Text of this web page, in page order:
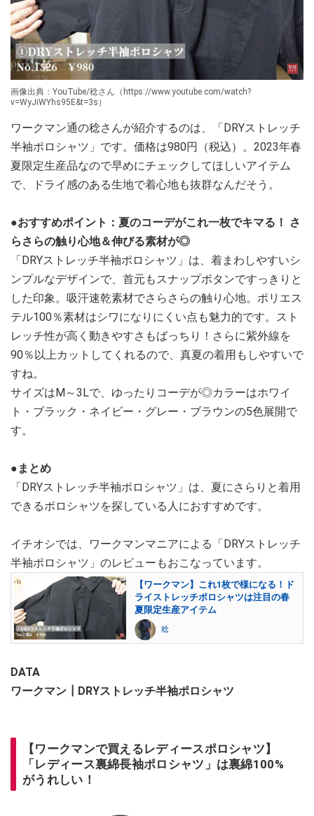
画像出典：YouTube/稔さん（https://www.youtube.com/watch?
v=WyJiWYhs95E&t=3s）
ワークマン通の稔さんが紹介するのは、「DRYストレッチ
半袖ポロシャツ」です。価格は980円（税込）。2023年春
夏限定生産品なので早めにチェックしてほしいアイテム
で、ドライ感のある生地で着心地も抜群なんだそう。
●おすすめポイント：夏のコーデがこれ一枚でキマる！ さ
らさらの触り心地＆伸びる素材が◎
「DRYストレッチ半袖ポロシャツ」は、着まわしやすいシ
ンプルなデザインで、首元もスナップボタンですっきりと
した印象。吸汗速乾素材でさらさらの触り心地。ポリエス
テル100％素材はシワになりにくい点も魅力的です。スト
レッチ性が高く動きやすさもばっちり！さらに紫外線を
90％以上カットしてくれるので、真夏の着用もしやすいで
すね。
サイズはM～3Lで、ゆったりコーデが◎カラーはホワイ
ト・ブラック・ネイビー・グレー・ブラウンの5色展開で
す。
●まとめ
「DRYストレッチ半袖ポロシャツ」は、夏にさらりと着用
できるポロシャツを探している人におすすめです。
イチオシでは、ワークマンマニアによる「DRYストレッチ
半袖ポロシャツ」のレビューもおこなっています。
【ワークマン】これ1枚で様になる！ド
ライストレッチポロシャツは注目の春
夏限定生産アイテム
稔
DATA
ワークマン┃DRYストレッチ半袖ポロシャツ
【ワークマンで買えるレディースポロシャツ】
「レディース裏綿長袖ポロシャツ」は裏綿100%
がうれしい！